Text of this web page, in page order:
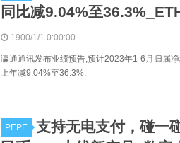
同比减9.04%至
1900/1/1 0:00:00
瀛通通讯发布业绩预告,预计2023年1-6月归属
上年减9.04%至36.3%.
PEPE
支持无电支付，碰一